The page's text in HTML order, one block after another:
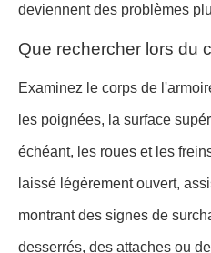
deviennent des problèmes
Que rechercher lors du
Examinez le corps de
les poignées, la surface
échéant, les roues et les
laissé légèrement ouvert,
montrant des signes de
desserrés, des attaches ou